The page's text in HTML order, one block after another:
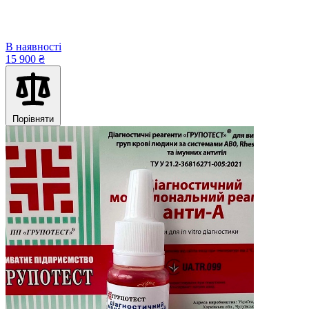
В наявності
15 900 ₴
Порівняти